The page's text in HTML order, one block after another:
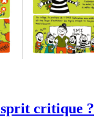
critique ?